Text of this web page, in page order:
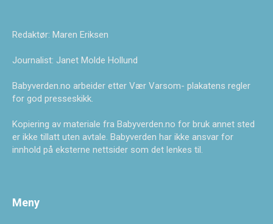
Redaktør: Maren Eriksen
Journalist: Janet Molde Hollund
Babyverden.no arbeider etter Vær Varsom- plakatens regler
for god presseskikk.
Kopiering av materiale fra Babyverden.no for bruk annet sted
er ikke tillatt uten avtale. Babyverden har ikke ansvar for
innhold på eksterne nettsider som det lenkes til.
Meny